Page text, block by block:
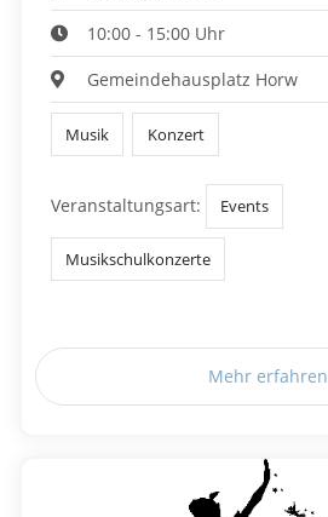
10:00 - 15:00 Uhr
Gemeindehausplatz Horw
Musik Konzert
Veranstaltungsart: Events
Musikschulkonzerte
Mehr erfahren